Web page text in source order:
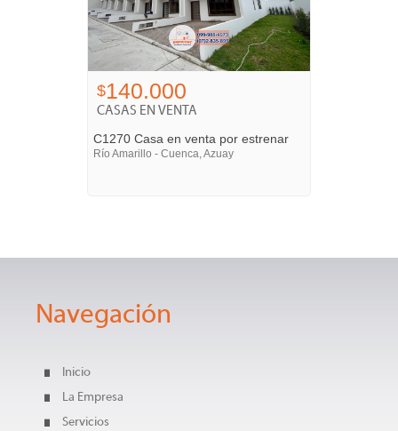
$140.000
CASAS EN VENTA
C1270 Casa en venta por estrenar
Río Amarillo - Cuenca, Azuay
Navegación
Inicio
La Empresa
Servicios